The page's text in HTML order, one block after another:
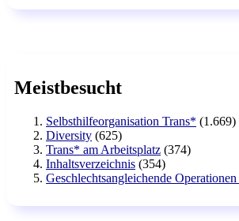
Meistbesucht
Selbsthilfeorganisation Trans* (1.669)
Diversity (625)
Trans* am Arbeitsplatz (374)
Inhaltsverzeichnis (354)
Geschlechtsangleichende